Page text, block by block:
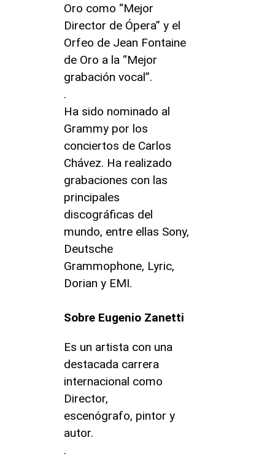
Oro como “Mejor
Director de Ópera” y el
Orfeo de Jean Fontaine
de Oro a la “Mejor
grabación vocal”.
.
Ha sido nominado al
Grammy por los
conciertos de Carlos
Chávez. Ha realizado
grabaciones con las
principales
discográficas del
mundo, entre ellas Sony,
Deutsche
Grammophone, Lyric,
Dorian y EMI.
Sobre Eugenio Zanetti
Es un artista con una
destacada carrera
internacional como
Director,
escenógrafo, pintor y
autor.
.